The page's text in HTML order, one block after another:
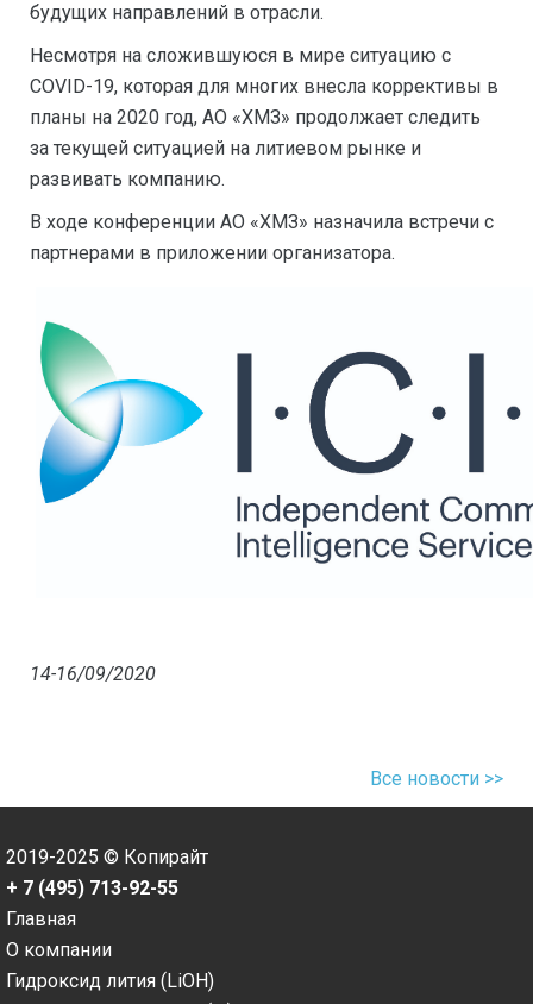
будущих направлений в отрасли.
Несмотря на сложившуюся в мире ситуацию с
COVID-19, которая для многих внесла коррективы в
планы на 2020 год, АО «ХМЗ» продолжает следить
за текущей ситуацией на литиевом рынке и
развивать компанию.
В ходе конференции АО «ХМЗ» назначила встречи с
партнерами в приложении организатора.
14-16/09/2020
Все новости >>
2019-2025 © Копирайт
+ 7 (495) 713-92-55
Главная
О компании
Гидроксид лития (LiOH)